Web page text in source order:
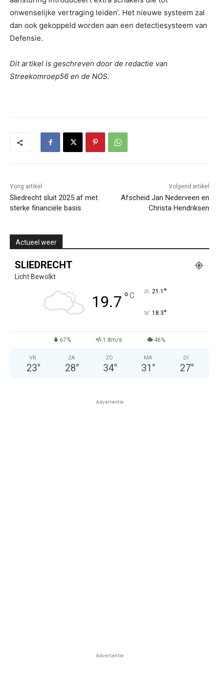
onwenselijke vertraging leiden’. Het nieuwe systeem zal
dan ook gekoppeld worden aan een detectiesysteem van
Defensie.
Dit artikel is geschreven door de redactie van
Streekomroep56 en de NOS.
Vorig artikel
Sliedrecht sluit 2025 af met
sterke financiële basis
Volgend artikel
Afscheid Jan Nederveen en
Christa Hendriksen
Actueel weer
SLIEDRECHT
Licht Bewolkt
19.7 °C 21.1 °
18.3°
67% 1.8m/s 46%
VR
23°
ZA
28°
ZO
34°
MA
31 °
DI
27°
Advertentie
Advertentie